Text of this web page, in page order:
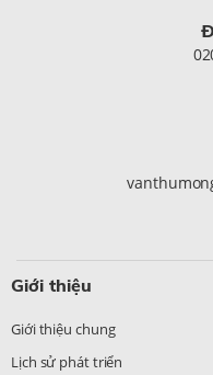
Giới thiệu
Giới thiệu chung
Lịch sử phát triển